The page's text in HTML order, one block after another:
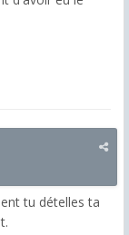
tu dételles ta